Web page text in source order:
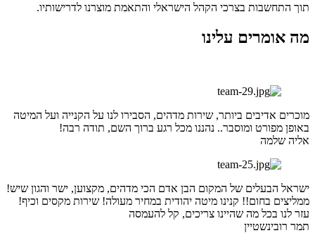
תוך התחשבות בצרכי הקהל הישראלי והתאמת מוצרנו לדרישותיו.
מה אומרים עלינו
מוכרים אדיבים ביותר, שירות מדהים, הסבירו לנו על הקנייה ועל המיטה
באופן מפורט ומוסבר.. נהננו מכל רגע ברוך השם, תודה רבה!
אליה שלמה
ישראל הבעלים של המקום הבן אדם הכי מדהים, מקצוען, ישר והגון שיש!
ממליצים בחום!! קנינו מיטה יהודית במחיר מעולה! שירות מקסים וכיף!
עזר לנו בכל מה שהיינו צריכים, קל להעמסה
תמר רובינשטיין